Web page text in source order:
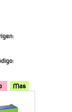
Mas